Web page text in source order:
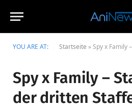
YOU ARE AT: Startseite »Spy x Family –
Spy x Family –
der dritten